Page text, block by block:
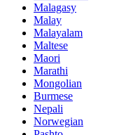
Malagasy
Malay
Malayalam
Maltese
Maori
Marathi
Mongolian
Burmese
Nepali
Norwegian